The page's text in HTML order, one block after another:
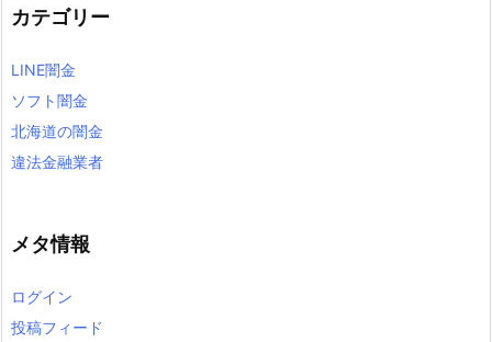
カテゴリー
LINE闇金
ソフト闇金
北海道の闇金
違法金融業者
メタ情報
ログイン
投稿フィード